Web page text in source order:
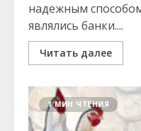
надежным
являлись банки....
Читать далее
1 МИН ЧТЕНИЯ